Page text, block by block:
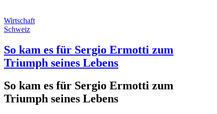
Wirtschaft
Schweiz
So kam es für Sergio Ermotti zum
Triumph seines Lebens
So kam es für Sergio Ermotti zum
Triumph seines Lebens